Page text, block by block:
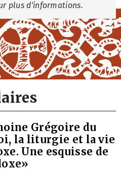
plus d'informations.
Grégoire du
la liturgie et la vie
Une esquisse de